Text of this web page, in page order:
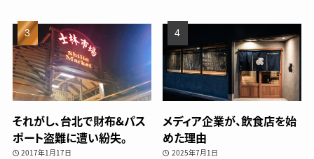
それがし、台北で財布&パス
ポート盗難に遭い紛失。
2017年1月17日
メディア企業が、飲食店を始
めた理由
2025年7月1日